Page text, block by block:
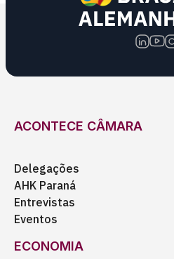
ACONTECE CÂMARA
Delegações
AHK Paraná
Entrevistas
Eventos
ECONOMIA